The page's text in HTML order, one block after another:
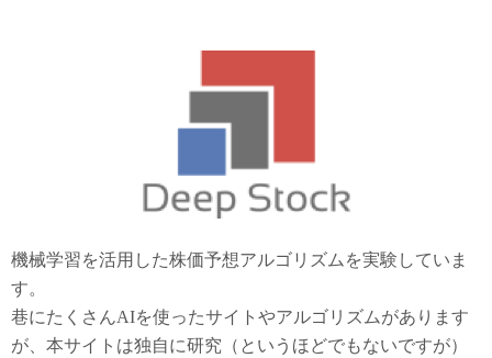
機械学習を活用した株価予想アルゴリズムを実験していま
す。
巷にたくさんAIを使ったサイトやアルゴリズムがあります
が、本サイトは独自に研究（というほどでもないですが）